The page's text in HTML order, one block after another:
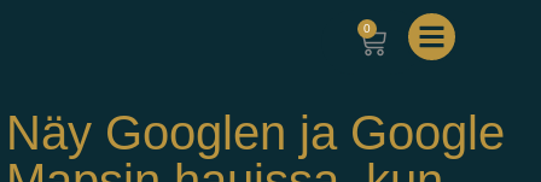
0
Näy Googlen ja Google